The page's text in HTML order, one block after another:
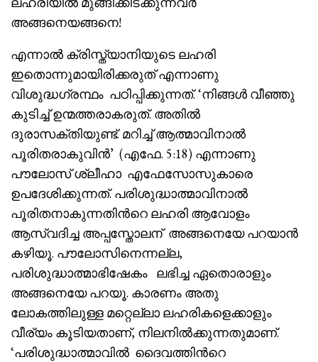
അങ്ങനെയങ്ങനെ!
എന്നാൽ ക്രിസ്ത്യാനിയുടെ ലഹരി
ഇതൊന്നുമായിരിക്കരുത് എന്നാണു
വിശുദ്ധഗ്രന്ഥം പഠിപ്പിക്കുന്നത്. ‘നിങ്ങൾ വീഞ്ഞു
കുടിച്ച് ഉന്മത്തരാകരുത്. അതിൽ
ദുരാസക്തിയുണ്ട്. മറിച്ച് ആത്മാവിനാൽ
പൂരിതരാകുവിൻ’ (എഫേ. 5:18) എന്നാണു
പൗലോസ് ശ്ലീഹാ എഫേസോസുകാരെ
ഉപദേശിക്കുന്നത്. പരിശുദ്ധാത്മാവിനാൽ
പൂരിതനാകുന്നതിൻറെ ലഹരി ആവോളം
ആസ്വദിച്ച അപ്പസ്തോലന് അങ്ങനെയേ പറയാൻ
കഴിയൂ. പൗലോസിനെന്നല്ല,
പരിശുദ്ധാത്മാഭിഷേകം ലഭിച്ച ഏതൊരാളും
അങ്ങനെയേ പറയൂ. കാരണം അതു
ലോകത്തിലുള്ള മറ്റെല്ലാ ലഹരികളെക്കാളും
വീര്യം കൂടിയതാണ്, നിലനിൽക്കുന്നതുമാണ്.
‘പരിശുദ്ധാത്മാവിൽ ദൈവത്തിൻറെ